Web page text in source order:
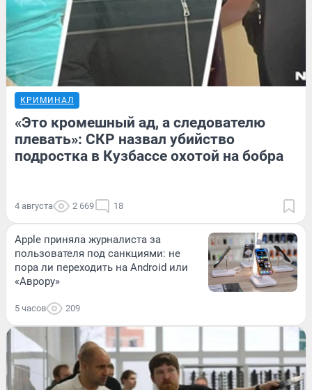
КРИМИНАЛ
«Это кромешный ад, а следователю
плевать»: СКР назвал убийство
подростка в Кузбассе охотой на бобра
4 августа 2 669 18
Apple приняла журналиста за
пользователя под санкциями: не
пора ли переходить на Android или
«Аврору»
5 часов 209